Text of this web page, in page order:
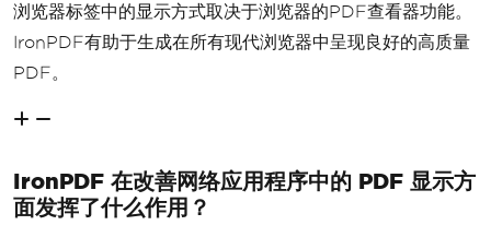
浏览器标签中的显示方式取决于浏览器的PDF查看器功能。
IronPDF有助于生成在所有现代浏览器中呈现良好的高质量
PDF。
IronPDF 在改善网络应用程序中的 PDF 显示方
面发挥了什么作用？